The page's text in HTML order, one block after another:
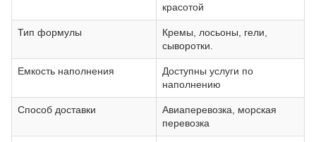
красотой
Тип формулы
Кремы, лосьоны, гели,
сыворотки.
Емкость наполнения
Доступны услуги по
наполнению
Способ доставки
Авиаперевозка, морская
перевозка